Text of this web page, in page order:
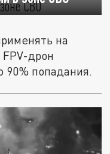
на
дрон
90% попадания.